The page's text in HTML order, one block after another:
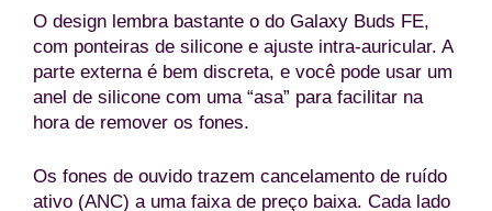
O design lembra bastante o do Galaxy Buds FE,
com ponteiras de silicone e ajuste intra-auricular. A
parte externa é bem discreta, e você pode usar um
anel de silicone com uma “asa” para facilitar na
hora de remover os fones.
Os fones de ouvido trazem cancelamento de ruído
ativo (ANC) a uma faixa de preço baixa. Cada lado